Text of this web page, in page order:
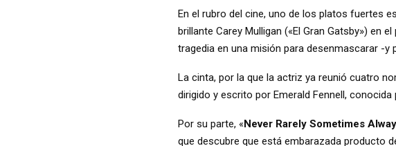
En el rubro del cine, uno de los platos fuertes
brillante Carey Mulligan («El Gran Gatsby») en
tragedia en una misión para desenmascarar -
La cinta, por la que la actriz ya reunió cuatro
dirigido y escrito por Emerald Fennell,
Por su parte, «Never Rarely Sometimes
que descubre que está embarazada producto